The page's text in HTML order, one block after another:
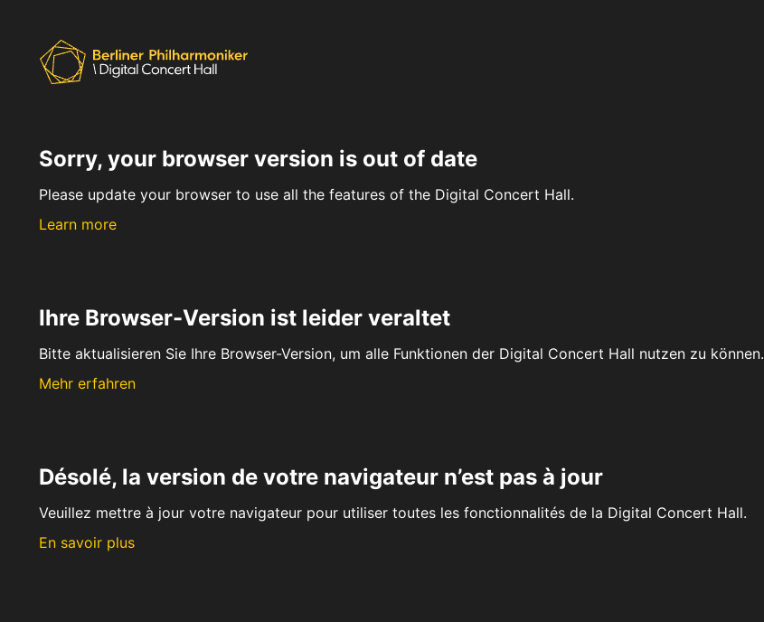
Sorry, your browser version is out of date
Please update your browser to use all the features of the Digital Concert Hall.
Learn more
Ihre Browser-Version ist leider veraltet
Bitte aktualisieren Sie Ihre Browser-Version, um alle Funktionen der Digital Concert Hall nutzen zu können.
Mehr erfahren
Désolé, la version de votre navigateur n’est pas à jour
Veuillez mettre à jour votre navigateur pour utiliser toutes les fonctionnalités de la Digital Concert Hall.
En savoir plus